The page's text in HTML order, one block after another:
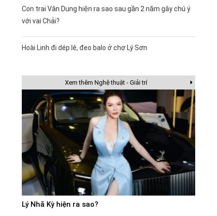
Con trai Vân Dung hiện ra sao sau gần 2 năm gây chú ý
với vai Chải?
Hoài Linh đi dép lê, đeo balo ở chợ Lý Sơn
Xem thêm Nghệ thuật - Giải trí
Lý Nhã Kỳ hiện ra sao?